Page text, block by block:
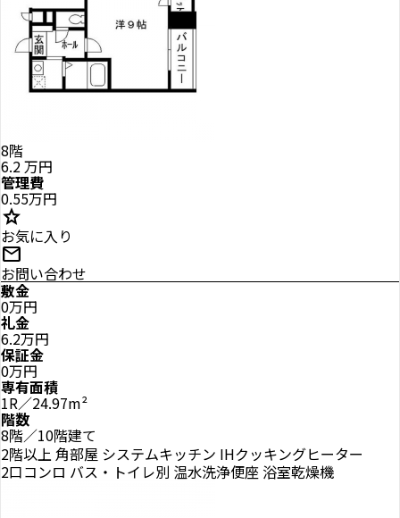
8階
6.2万円
管理費
0.55万円
star
お気に入り
mail
お問い合わせ
敷金
0万円
礼金
6.2万円
保証金
0万円
専有面積
1R／24.97m²
階数
8階／10階建て
2階以上 角部屋 システムキッチン IHクッキングヒーター
2口コンロ バス・トイレ別 温水洗浄便座 浴室乾燥機